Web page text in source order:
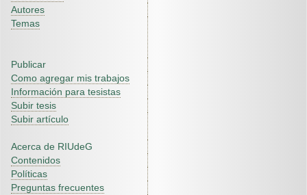
Autores
Temas
Publicar
Como agregar mis trabajos
Información para tesistas
Subir tesis
Subir artículo
Acerca de RIUdeG
Contenidos
Políticas
Preguntas frecuentes